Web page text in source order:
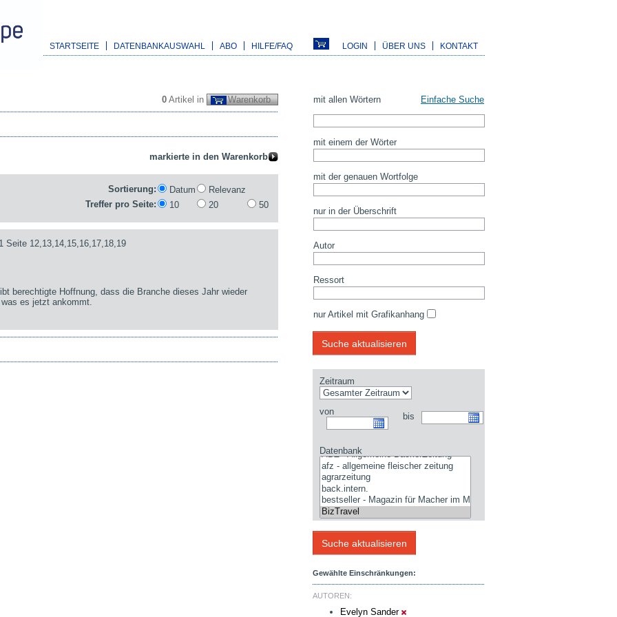
STARTSEITE DATENBANKAUSWAHL ABO HILFE/FAQ LOGIN ÜBER UNS KONTAKT
0 Artikel in Warenkorb
Sortierung: Datum
Relevanz
Treffer pro Seite:
10 20 50
Seite 12,13,14,15,16,17,18,19
berechtigte Hoffnung, dass die Branche dieses Jahr wieder
es jetzt ankommt.
mit allen Wörtern Einfache Suche
mit einem der Wörter
mit der genauen Wortfolge
nur in der Überschrift
Autor
Ressort
nur Artikel mit Grafikanhang
Zeitraum
von bis
Datenbank
Gewählte Einschränkungen:
AUTOREN:
Evelyn Sander